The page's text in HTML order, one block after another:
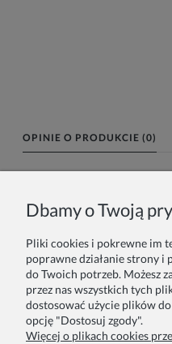
OPINIE O PRODUKCIE (0)
Twoja opinia:
Dbamy o Twoją
Pliki cookies i pokrewne im
poprawne działanie strony i
do Twoich potrzeb. Możesz
przez nas wszystkich tych
dostosować użycie plików
opcję "Dostosuj zgody".
Więcej o plikach cookies